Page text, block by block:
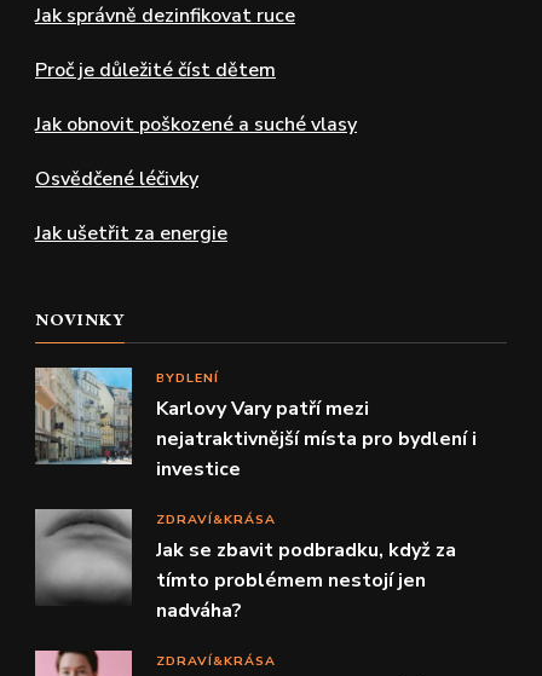
Jak správně dezinfikovat ruce
Proč je důležité číst dětem
Jak obnovit poškozené a suché vlasy
Osvědčené léčivky
Jak ušetřit za energie
NOVINKY
BYDLENÍ
Karlovy Vary patří mezi
nejatraktivnější místa pro bydlení i
investice
ZDRAVÍ&KRÁSA
Jak se zbavit podbradku, když za
tímto problémem nestojí jen
nadváha?
ZDRAVÍ&KRÁSA